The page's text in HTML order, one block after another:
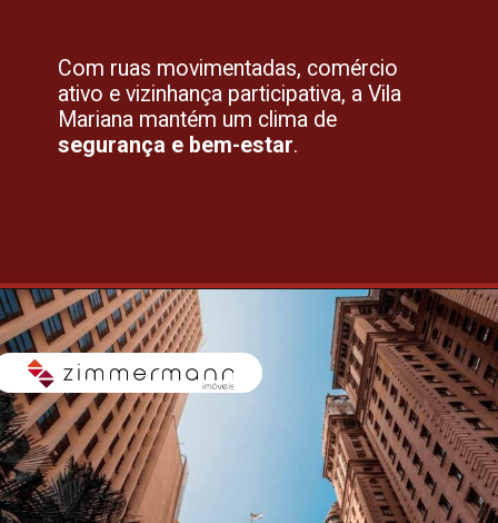
Com ruas movimentadas, comércio
ativo e vizinhança participativa, a Vila
Mariana mantém um clima de
segurança e bem-estar.